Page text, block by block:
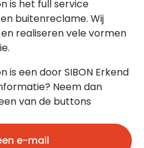
is het full service
buitenreclame. Wij
realiseren vele vormen
is een door SIBON Erkend
Neem dan
van de buttons
e-mail